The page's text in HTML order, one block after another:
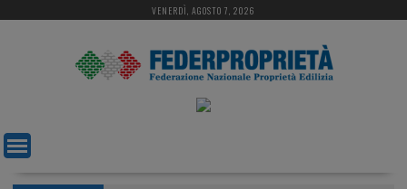
c
o
VENERDÌ, AGOSTO 7, 2026